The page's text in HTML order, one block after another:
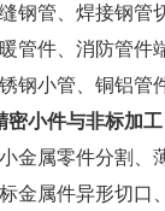
管、焊接钢管
件、消防管件
小管、铜铝管
密小件与非标加工
属零件分割、
属件异形切口